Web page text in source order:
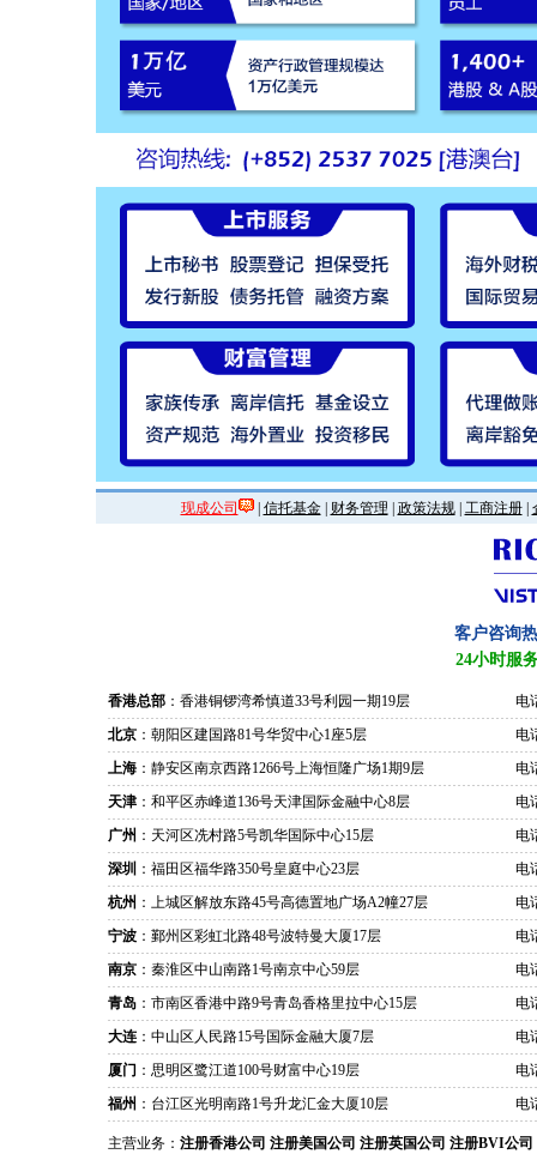
现成公司 | 信托基金| 财务管理 政策法规| 工商注册|
客户咨询
24小时服
香港总部 ：香港铜锣湾希慎道33号利园一期19层
电
北京 ：朝阳区建国路81号华贸中心1座5层
电
上海 ：静安区南京西路1266号上海恒隆广场1期9层
电
天津 ：和平区赤峰道136号天津国际金融中心8层
电
广州 ：天河区冼村路5号凯华国际中心15层
电
深圳 ：福田区福华路350号皇庭中心23层
电
杭州 ：上城区解放东路45号高德置地广场A2幢27层
电
宁波 ：鄞州区彩虹北路48号波特曼大厦17层
电
南京 ：秦淮区中山南路1号南京中心59层
电
青岛 ：市南区香港中路9号青岛香格里拉中心15层
电
大连 ：中山区人民路15号国际金融大厦7层
电
厦门 ：思明区鹭江道100号财富中心19层
电
福州 ：台江区光明南路1号升龙汇金大厦10层 电
主营业务： 注册香港公司 注册美国公司 注册英国公司 注册BVI公司